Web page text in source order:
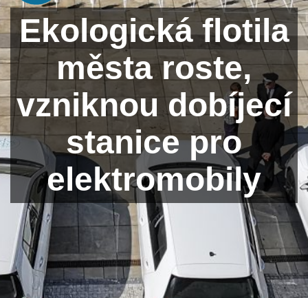
Ekologická flotila
města roste,
vzniknou dobíjecí
stanice pro
elektromobily